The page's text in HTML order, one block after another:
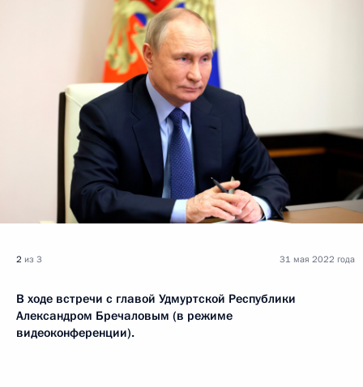
2 из 3
В ходе встречи с главой Удмуртской Республики
Александром Бречаловым (в режиме
видеоконференции).
31 мая 2022 года